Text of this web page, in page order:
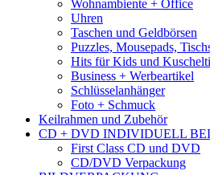
Wohnambiente + Office
Uhren
Taschen und Geldbörsen
Puzzles, Mousepads,
Hits für Kids und
Business + Werbeartikel
Schlüsselanhänger
Foto + Schmuck
Keilrahmen und Zubehör
CD + DVD INDIVIDUELL
First Class CD und DVD
CD/DVD Verpackung